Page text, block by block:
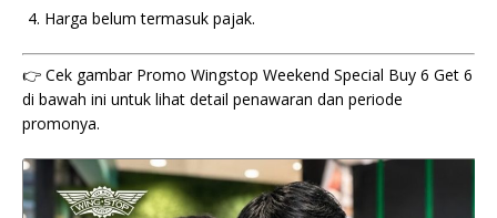
Harga belum termasuk pajak.
👉 Cek gambar Promo Wingstop Weekend Special Buy 6 Get 6
di bawah ini untuk lihat detail penawaran dan periode
promonya.